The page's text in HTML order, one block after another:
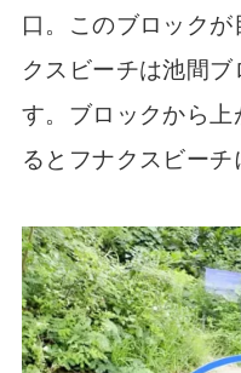
口。このブロック
クスビーチは池間
す。ブロックから
るとフナクスビーチ